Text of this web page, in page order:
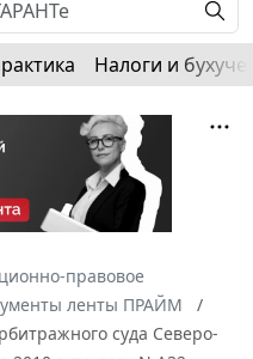
Налоги и
правовое
ленты ПРАЙМ
суда Северо-